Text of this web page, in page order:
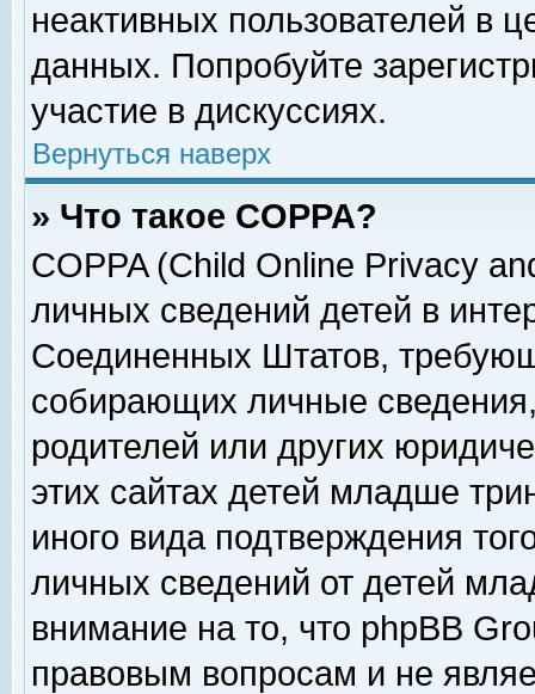
неактивных пользователей в
данных. Попробуйте
участие в дискуссиях.
Вернуться наверх
» Что такое COPPA?
COPPA (Child Online Privacy
личных сведений детей в
Соединенных Штатов,
собирающих личные
родителей или других
этих сайтах детей младше
иного вида подтверждения
личных сведений от детей
внимание на то, что phpBB
правовым вопросам и не